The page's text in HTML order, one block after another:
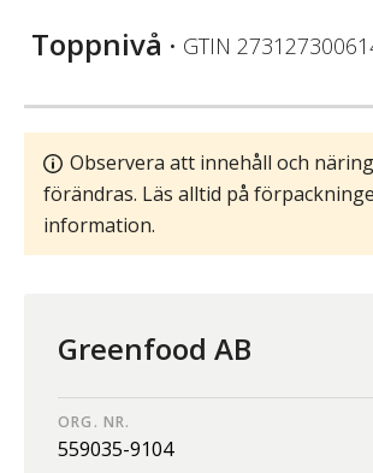
Toppnivå • GTIN
Observera att innehåll och
förändras. Läs alltid på
information.
Greenfood AB
ORG. NR.
559035-9104